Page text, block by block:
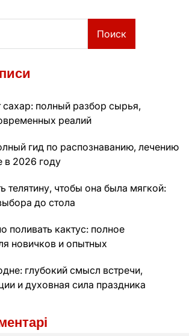
Поиск
сахар: полный разбор сырья,
реалий
гид по распознаванию, лечению
в 2026 году
телятину, чтобы она была мягкой:
до стола
поливать кактус: полное
новичков и опытных
глубокий смысл встречи,
и духовная сила праздника